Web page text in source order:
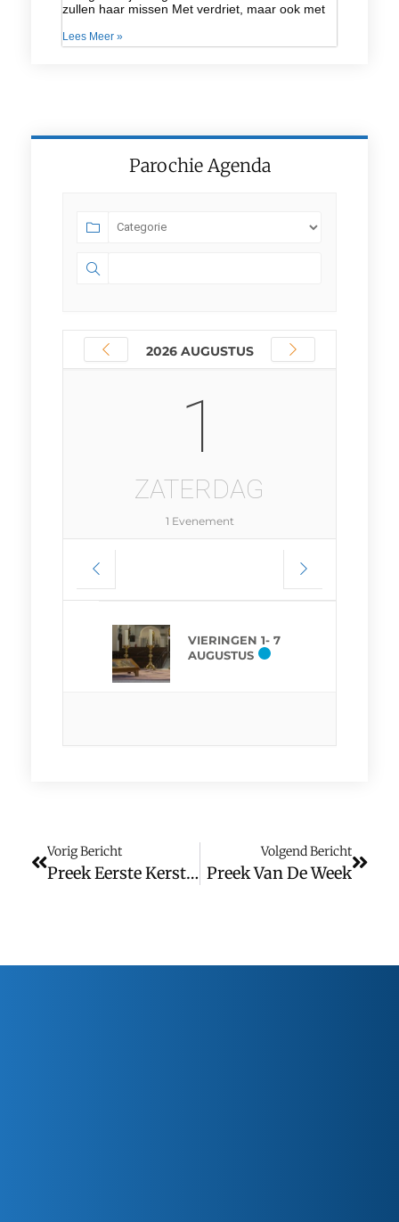
zullen haar missen Met verdriet, maar ook met
Lees Meer »
Parochie Agenda
2026 AUGUSTUS
1
ZATERDAG
1 Evenement
VIERINGEN 1- 7
AUGUSTUS
Vorig Bericht
Preek Eerste Kerstdag
Volgend Bericht
Preek Van De Week